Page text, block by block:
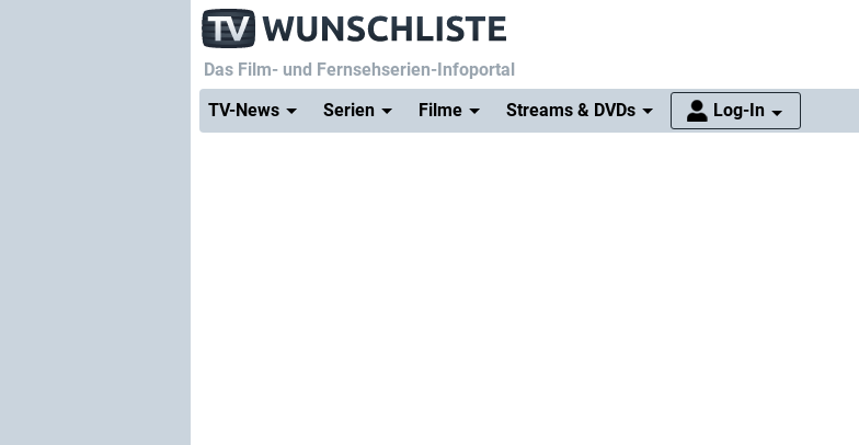
Das Film- und Fernsehserien-Infoportal
TV-News
Serien Filme Streams & DVDs Log-In